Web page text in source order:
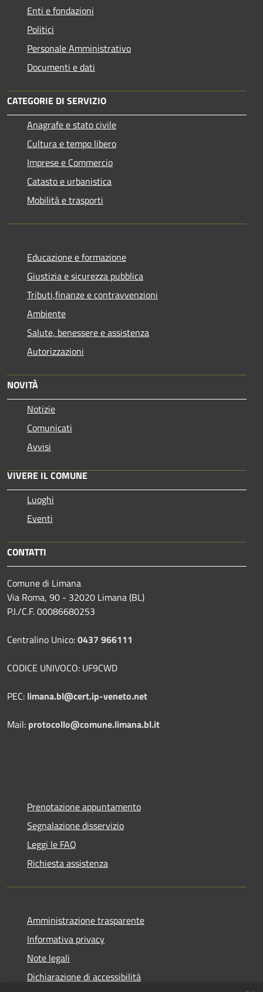
Enti e fondazioni
Politici
Personale Amministrativo
Documenti e dati
CATEGORIE DI SERVIZIO
Anagrafe e stato civile
Cultura e tempo libero
Imprese e Commercio
Catasto e urbanistica
Mobilità e trasporti
Educazione e formazione
Giustizia e sicurezza pubblica
Tributi,finanze e contravvenzioni
Ambiente
Salute, benessere e assistenza
Autorizzazioni
NOVITÀ
Notizie
Comunicati
Avvisi
VIVERE IL COMUNE
Luoghi
Eventi
CONTATTI
Comune di Limana
Via Roma, 90 - 32020 Limana (BL)
P.I./C.F. 00086680253
Centralino Unico:0437 966111
CODICE UNIVOCO: UF9CWD
PEC: limana.bl@cert.ip-veneto.net
Mail: protocollo@comune.limana.bl.it
Prenotazione appuntamento
Segnalazione disservizio
Leggi le FAQ
Richiesta assistenza
Amministrazione trasparente
Informativa privacy
Note legali
Dichiarazione di accessibilità